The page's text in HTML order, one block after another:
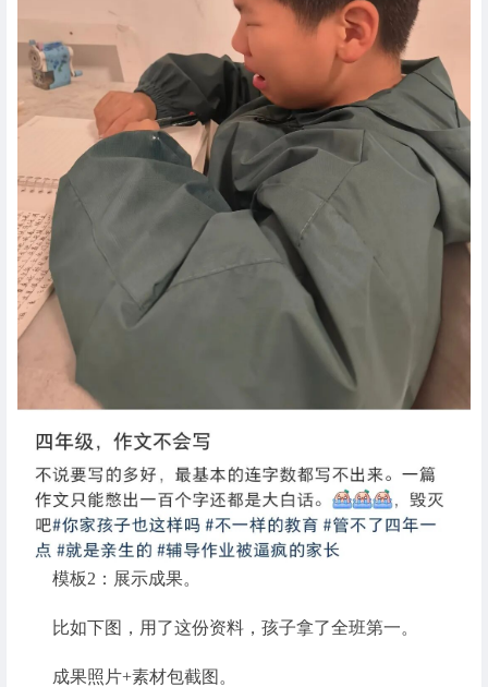
模板2：展示成果。
比如下图，用了这份资料，孩子拿了全班第一。
成果照片+素材包截图。